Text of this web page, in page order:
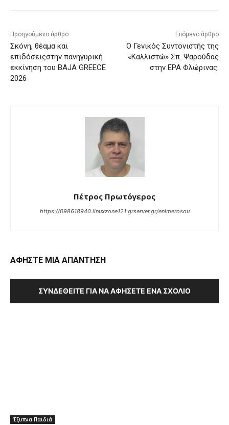
Προηγούμενο άρθρο
Σκόνη, θέαμα και
επιδόσειςστην πανηγυρική
εκκίνηση του BAJA GREECE
2026
Επόμενο άρθρο
Ο Γενικός Συντονιστής της
«Καλλιστώ» Σπ. Ψαρούδας
στην ΕΡΑ Φλώρινας:
Πέτρος Πρωτόγερος
https://098618940.linuxzone121.grserver.gr/enimerosou
ΑΦΗΣΤΕ ΜΙΑ ΑΠΑΝΤΗΣΗ
ΣΥΝΔΕΘΕΊΤΕ ΓΙΑ ΝΑ ΑΦΉΣΕΤΕ ΈΝΑ ΣΧΌΛΙΟ
Έξυπνα Παιδιά